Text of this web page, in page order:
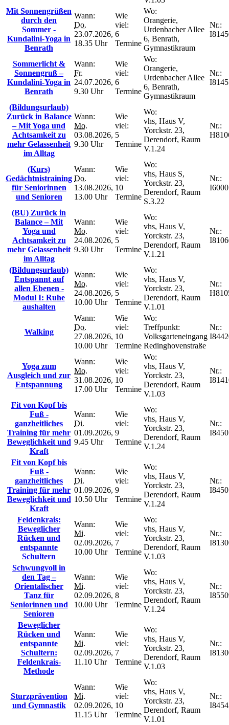
Mit Sonnengrüßen
durch den
Sommer -
Kundalini-Yoga in
Benrath
Wann:
Do.
23.07.2026,
18.35 Uhr
Wie
viel:
6
Termine
Wo:
Orangerie,
Urdenbacher Allee
6, Benrath,
Gymnastikraum
Nr.:
Sommerlicht &
Sonnengruß –
Kundalini-Yoga in
Benrath
Wann:
Fr.
24.07.2026,
9.30 Uhr
Wie
viel:
6
Termine
Wo:
Orangerie,
Urdenbacher Allee
6, Benrath,
Gymnastikraum
Nr.:
(Bildungsurlaub)
Zurück in Balance
– Mit Yoga und
Achtsamkeit zu
mehr Gelassenheit
im Alltag
Wann:
Mo.
03.08.2026,
9.30 Uhr
Wie
viel:
5
Termine
Wo:
vhs, Haus V,
Yorckstr. 23,
Derendorf, Raum
V.1.24
Nr.:
(Kurs)
Gedächtnistraining
für Seniorinnen
und Senioren
Wann:
Do.
13.08.2026,
13.00 Uhr
Wie
viel:
10
Termine
Wo:
vhs, Haus S,
Yorckstr. 23,
Derendorf, Raum
S.3.22
Nr.:
(BU) Zurück in
Balance – Mit
Yoga und
Achtsamkeit zu
mehr Gelassenheit
im Alltag
Wann:
Mo.
24.08.2026,
9.30 Uhr
Wie
viel:
5
Termine
Wo:
vhs, Haus V,
Yorckstr. 23,
Derendorf, Raum
V.1.21
Nr.:
(Bildungsurlaub)
Entspannt auf
allen Ebenen -
Modul I: Ruhe
aushalten
Wann:
Mo.
24.08.2026,
10.00 Uhr
Wie
viel:
5
Termine
Wo:
vhs, Haus V,
Yorckstr. 23,
Derendorf, Raum
V.1.01
Nr.:
Walking
Wann:
Do.
27.08.2026,
10.00 Uhr
Wie
viel:
10
Termine
Wo:
Treffpunkt:
Volksgarteneingang
Redinghovenstraße
Nr.:
Yoga zum
Ausgleich und zur
Entspannung
Wann:
Mo.
31.08.2026,
17.00 Uhr
Wie
viel:
10
Termine
Wo:
vhs, Haus V,
Yorckstr. 23,
Derendorf, Raum
V.1.03
Nr.:
Fit von Kopf bis
Fuß -
ganzheitliches
Training für mehr
Beweglichkeit und
Kraft
Wann:
Di.
01.09.2026,
9.45 Uhr
Wie
viel:
9
Termine
Wo:
vhs, Haus V,
Yorckstr. 23,
Derendorf, Raum
V.1.24
Nr.:
Fit von Kopf bis
Fuß -
ganzheitliches
Training für mehr
Beweglichkeit und
Kraft
Wann:
Di.
01.09.2026,
10.50 Uhr
Wie
viel:
9
Termine
Wo:
vhs, Haus V,
Yorckstr. 23,
Derendorf, Raum
V.1.24
Nr.:
Feldenkrais:
Beweglicher
Rücken und
entspannte
Schultern
Wann:
Mi.
02.09.2026,
10.00 Uhr
Wie
viel:
7
Termine
Wo:
vhs, Haus V,
Yorckstr. 23,
Derendorf, Raum
V.1.03
Nr.:
Schwungvoll in
den Tag –
Orientalischer
Tanz für
Seniorinnen und
Senioren
Wann:
Mi.
02.09.2026,
10.00 Uhr
Wie
viel:
8
Termine
Wo:
vhs, Haus V,
Yorckstr. 23,
Derendorf, Raum
V.1.24
Nr.:
Beweglicher
Rücken und
entspannte
Schultern:
Feldenkrais-
Methode
Wann:
Mi.
02.09.2026,
11.10 Uhr
Wie
viel:
7
Termine
Wo:
vhs, Haus V,
Yorckstr. 23,
Derendorf, Raum
V.1.03
Nr.:
Sturzprävention
und Gymnastik
Wann:
Mi.
02.09.2026,
11.15 Uhr
Wie
viel:
10
Termine
Wo:
vhs, Haus V,
Yorckstr. 23,
Derendorf, Raum
V.1.01
Nr.: